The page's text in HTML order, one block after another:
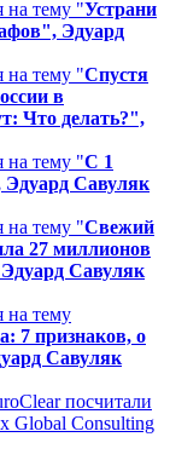
на тему "Устрани
Эдуард
на тему "Спустя
в
Что делать?",
на тему "С 1
Эдуард Савуляк
на тему "Свежий
27 миллионов
Савуляк
на тему
7 признаков, о
Савуляк
посчитали
Global Consulting